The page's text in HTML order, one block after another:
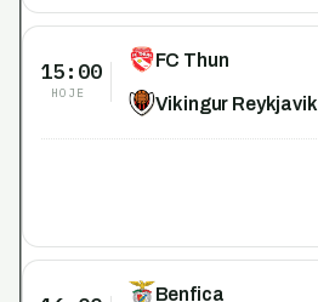
15:00
HOJE
FC Thun
Vikingur Reykjavik
Benfica